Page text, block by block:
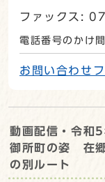
ファックス:
電話番号のかけ
お問い合わせ
動画配信・令和
御所町の姿 在
の別ルート